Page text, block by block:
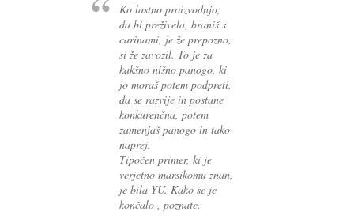
Ko lastno proizvodnjo,
da bi preživela, braniš s
carinami, je že prepozno,
si že zavozil. To je za
kakšno nišno panogo, ki
jo moraš potem podpreti,
da se razvije in postane
konkurenčna, potem
zamenjaš panogo in tako
naprej.
Tipočen primer, ki je
verjetno marsikomu znan,
je bila YU. Kako se je
končalo , poznate.